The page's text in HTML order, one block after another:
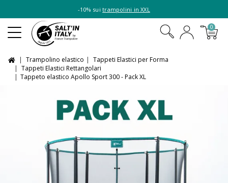
-10% suitrampolini in XXL
0
Trampolino elastico
Tappeti Elastici per Forma
Tappeti Elastici Rettangolari
Tappeto elastico Apollo Sport 300 - Pack XL